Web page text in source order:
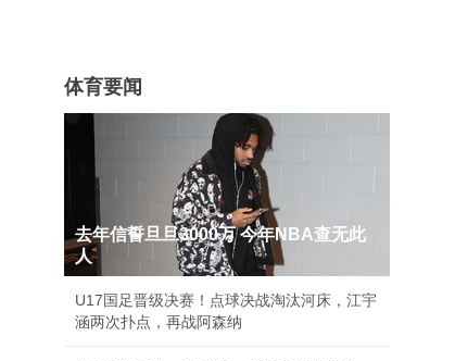
体育要闻
去年信誓旦旦3000万 今年NBA查无此
人
U17国足晋级决赛！点球决战淘汰河床，江宇
涵两次扑点，再战阿森纳